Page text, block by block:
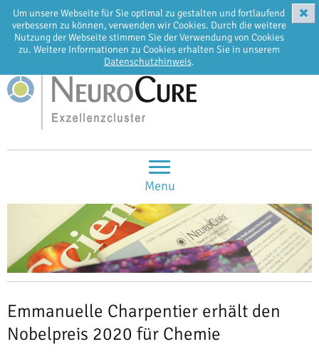
Um unsere Webseite für Sie optimal zu gestalten und fortlaufend
verbessern zu können, verwenden wir Cookies. Durch die weitere
Nutzung der Webseite stimmen Sie der Verwendung von Cookies
zu. Weitere Informationen zu Cookies erhalten Sie in unserem
Datenschutzhinweis.
✖
EN DE
Menu
Emmanuelle Charpentier erhält den
Nobelpreis 2020 für Chemie